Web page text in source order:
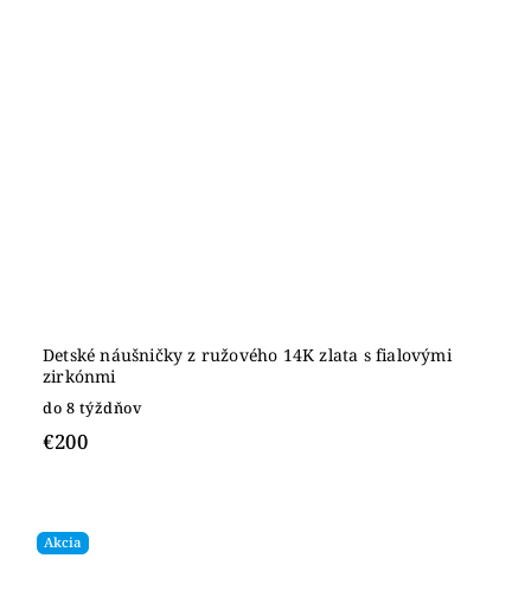
Detské náušničky z ružového 14K zlata s fialovými
zirkónmi
do 8 týždňov
€200
Akcia